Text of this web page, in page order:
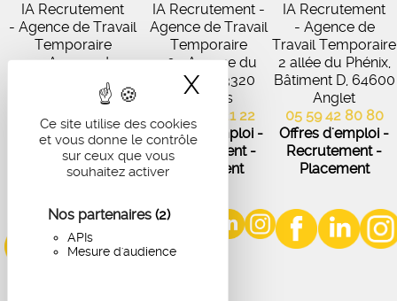
Ce site utilise des cookies
et vous donne le contrôle
sur ceux que vous
souhaitez activer
Nos partenaires (2)
APIs
Mesure d'audience
X Masquer le
IA Recrutement
- Agence de Travail
Temporaire
27 Avenue de
Virecourt, 33370
Artigues-près-
Bordeaux
05 56 67 48 57
Offres d'emploi -
Recrutement -
IA Recrutement -
Agence de Travail
Temporaire
102 Avenue du
Médoc, 33320
Eysines
05 56 45 21 22
Offres d'emploi -
Recrutement -
Placement
IA Recrutement
- Agence de
Travail Temporaire
2 allée du Phénix,
Bâtiment D, 64600
Anglet
05 59 42 80 80
Offres d'emploi -
Recrutement -
Placement